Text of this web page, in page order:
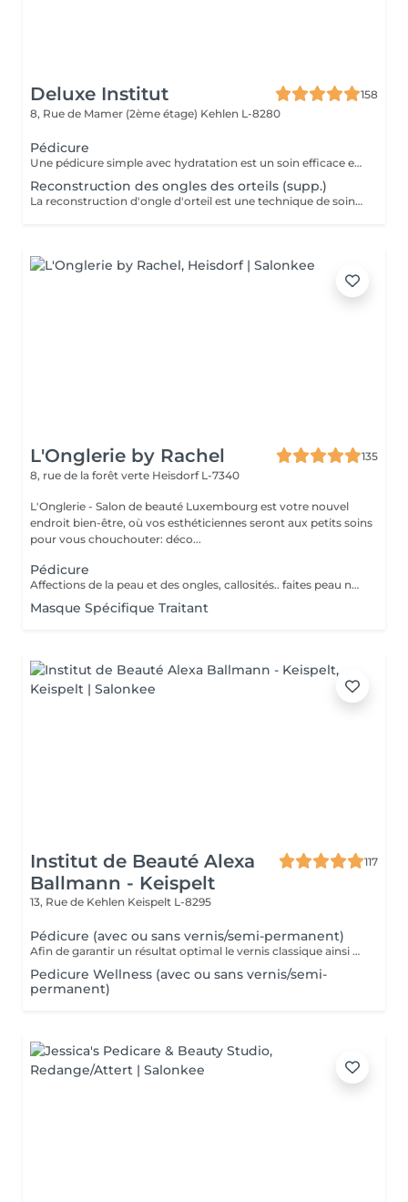
Deluxe Institut
158
8, Rue de Mamer (2ème étage) Kehlen L-8280
Pédicure
Une pédicure simple avec hydratation est un soin efficace et rapide pour garder vos pieds en bonne santé et hydratés, tout en améliorant leur apparence. Ce soin est parfait pour ceux qui souhaitent entretenir leurs pieds sans avoir besoin d'un bain de pieds. Étapes de la Pédicure Complète "Brésilienne" avec Bains de Pieds : Bain de pieds chaud relaxant, les ongles sont soigneusement coupés, limés et nettoyés. Un polissage peut être effectué pour donner un aspect naturel et brillant à l'ongle. Eliminer les cellules mortes qui s'accumulent à la surface de la peau, ainsi que l'excès de peau qui peut apparaître à certains endroits (comme les cuticules des ongles, les talons ou les coudes). Une crème hydratante riche est appliquée sur l'ensemble des pieds pour nourrir et adoucir la peau. L'hydratation permet de prévenir les zones sèches et de garder les pieds doux et soyeux. Vernis simple ou pose semi-permanent (facultatif) pour tout les soins pedicure.
Reconstruction des ongles des orteils (supp.)
La reconstruction d'ongle d'orteil est une technique de soins esthétiques qui permet de réparer ou de reconstruire un ongle abîmé ou cassé. Grâce à des matériaux spécifiques, ce soin redonne forme à l'ongle et améliore l'apparence des pieds.
L'Onglerie by Rachel
135
8, rue de la forêt verte Heisdorf L-7340
L'Onglerie - Salon de beauté Luxembourg est votre nouvel
endroit bien-être, où vos esthéticiennes seront aux petits soins
pour vous chouchouter: déco...
Pédicure
Affections de la peau et des ongles, callosités.. faites peau neuve ! Retrouvez une peau de bébé, et surtout, des pieds en bonne santé.
Masque Spécifique Traitant
Institut de Beauté Alexa
Ballmann - Keispelt
117
13, Rue de Kehlen Keispelt L-8295
Pédicure (avec ou sans vernis/semi-permanent)
Afin de garantir un résultat optimal le vernis classique ainsi que le vernis semi-permanent sont proposés exclusivement en complément d'une pédicure et ne peuvent pas être réservés seuls.
Pedicure Wellness (avec ou sans vernis/semi-
permanent)